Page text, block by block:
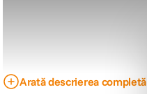
Arată descrierea completă